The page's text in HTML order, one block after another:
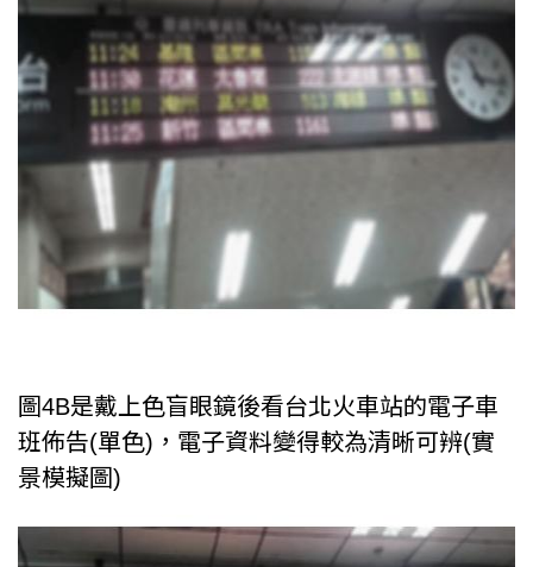
圖4B是戴上色盲眼鏡後看台北火車站的電子車
班佈告(單色)，電子資料變得較為清晰可辨(實
景模擬圖)